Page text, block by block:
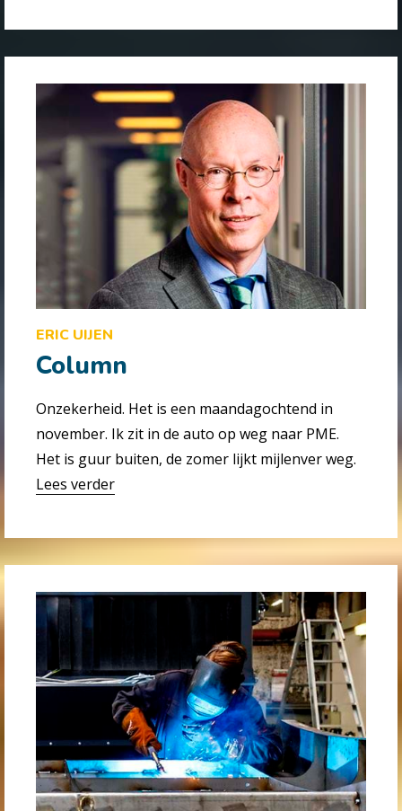
ERIC UIJEN
Column
Onzekerheid. Het is een maandagochtend in
november. Ik zit in de auto op weg naar PME.
Het is guur buiten, de zomer lijkt mijlenver weg.
Lees verder